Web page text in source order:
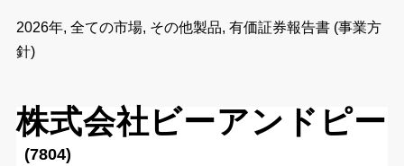
2026年, 全ての市場, その他製品, 有価証券報告書 (事業方
針)
株式会社ビーアンドピー
(7804)